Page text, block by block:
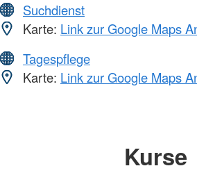
Suchdienst
Karte: Link zur Google Maps
Tagespflege
Karte: Link zur Google Maps
Kurse